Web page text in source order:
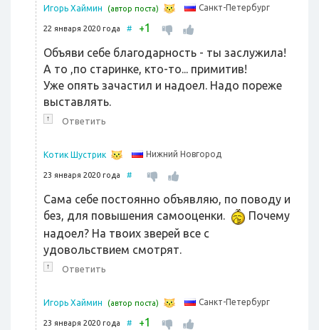
Игорь Хаймин (автор поста) Санкт-Петербург
22 января 2020 года # +1
Объяви себе благодарность - ты заслужила!
А то ,по старинке, кто-то... примитив!
Уже опять зачастил и надоел. Надо пореже
выставлять.
↑ Ответить
Котик Шустрик Нижний Новгород
23 января 2020 года #
Сама себе постоянно объявляю, по поводу и
без, для повышения самооценки.
Почему
надоел? На твоих зверей все с
удовольствием смотрят.
↑ Ответить
Игорь Хаймин (автор поста) Санкт-Петербург
23 января 2020 года # +1